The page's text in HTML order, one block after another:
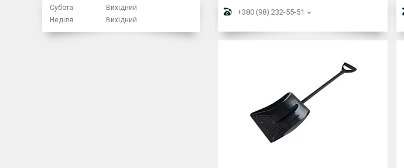
+380 (98) 232-55-51
Субота
Вихідний
Неділя
Вихідний